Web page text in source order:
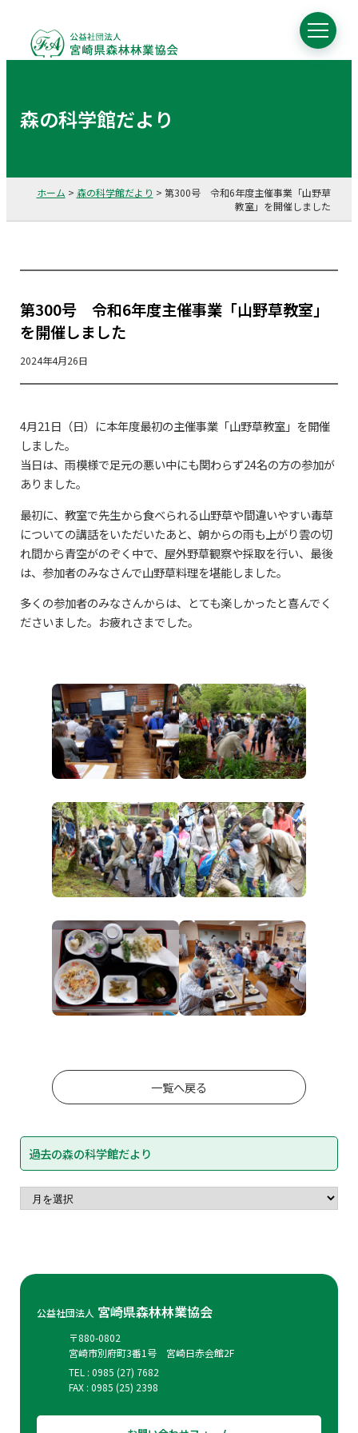
森の科学館だより
ホーム > 森の科学館だより > 第300号 令和6年度主催事業「山野草
教室」を開催しました
第300号 令和6年度主催事業「山野草教室」
を開催しました
2024年4月26日
4月21日（日）に本年度最初の主催事業「山野草教室」を開催
しました。
当日は、雨模様で足元の悪い中にも関わらず24名の方の参加が
ありました。
最初に、教室で先生から食べられる山野草や間違いやすい毒草
についての講話をいただいたあと、朝からの雨も上がり雲の切
れ間から青空がのぞく中で、屋外野草観察や採取を行い、最後
は、参加者のみなさんで山野草料理を堪能しました。
多くの参加者のみなさんからは、とても楽しかったと喜んでく
ださいました。お疲れさまでした。
一覧へ戻る
過去の森の科学館だより
公益社団法人 宮崎県森林林業協会
〒880-0802
宮崎市別府町3番1号 宮崎日赤会館2F
TEL : 0985 (27) 7682
FAX : 0985 (25) 2398